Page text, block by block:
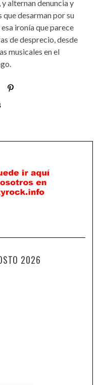
alternan denuncia y
que desarman por su
ironía que parece
de desprecio, desde
musicales en el
2026